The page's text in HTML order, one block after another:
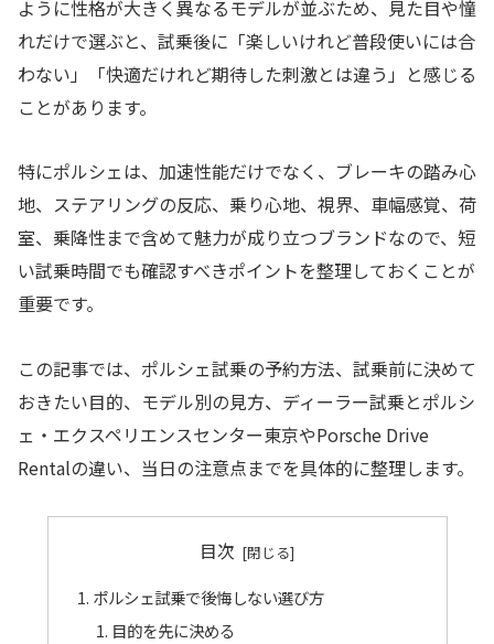
ように性格が大きく異なるモデルが並ぶため、見た目や憧
れだけで選ぶと、試乗後に「楽しいけれど普段使いには合
わない」「快適だけれど期待した刺激とは違う」と感じる
ことがあります。
特にポルシェは、加速性能だけでなく、ブレーキの踏み心
地、ステアリングの反応、乗り心地、視界、車幅感覚、荷
室、乗降性まで含めて魅力が成り立つブランドなので、短
い試乗時間でも確認すべきポイントを整理しておくことが
重要です。
この記事では、ポルシェ試乗の予約方法、試乗前に決めて
おきたい目的、モデル別の見方、ディーラー試乗とポルシ
ェ・エクスペリエンスセンター東京やPorsche Drive
Rentalの違い、当日の注意点までを具体的に整理します。
目次
ポルシェ試乗で後悔しない選び方
目的を先に決める